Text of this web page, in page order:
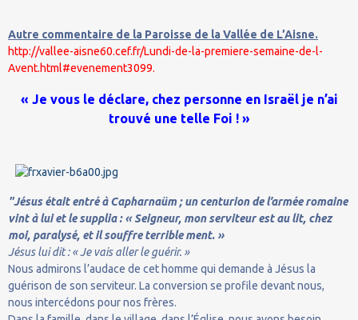
Autre commentaire de la Paroisse de la Vallée de L’Aisne.
http://vallee-aisne60.cef.fr/Lundi-de-la-premiere-semaine-de-l-
Avent.html#evenement3099.
« Je vous le déclare, chez personne en Israël je n’ai
trouvé une telle Foi ! »
"Jésus était entré à Capharnaüm ; un centurion de l’armée romaine
vint à lui et le supplia : « Seigneur, mon serviteur est au lit, chez
moi, paralysé, et il souffre terrible ment. »
Jésus lui dit : « Je vais aller le guérir. »
Nous admirons l’audace de cet homme qui demande à Jésus la
guérison de son serviteur. La conversion se profile devant nous,
nous intercédons pour nos frères.